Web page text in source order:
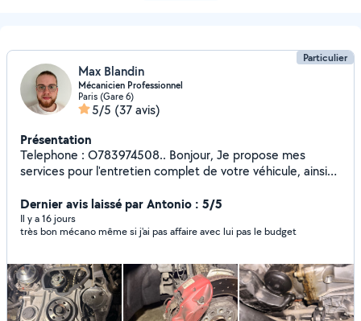
Particulier
Max Blandin
Mécanicien Professionnel
Paris (Gare 6)
5/5 (37 avis)
Présentation
Telephone : O783974508.. Bonjour, Je propose mes
services pour l'entretien complet de votre véhicule, ainsi
Mes prestations : -Passage de valise de diagnostic (lecture
/ effacement des codes défauts) -Diagnostic électronique
complet -Entretien courant : vidange, filtres, bougies,
technique -Conseils personnalisés sur l'état de votre
véhicule -Distribution (courroie de distribution, kit
complet, pompe à eau, etc.) Pourquoi me faire confiance
? -9 années d'expérience dans le domaine automobile
Dernier avis laissé par Antonio : 5/5
Il y a 16 jours
très bon mécano même si j'ai pas affaire avec lui pas le budget